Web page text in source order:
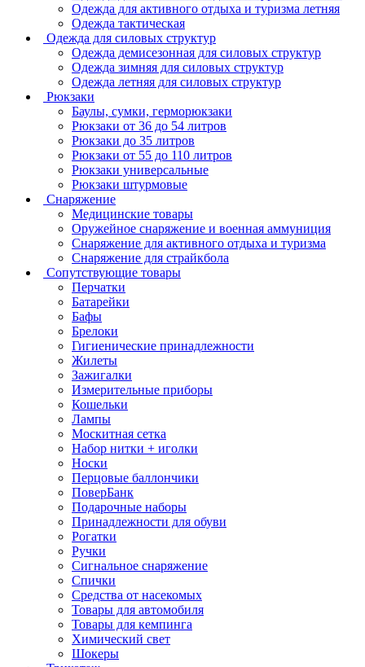
Одежда для активного отдыха и туризма летняя
Одежда тактическая
Одежда для силовых структур
Одежда демисезонная для силовых структур
Одежда зимняя для силовых структур
Одежда летняя для силовых структур
Рюкзаки
Баулы, сумки, герморюкзаки
Рюкзаки от 36 до 54 литров
Рюкзаки до 35 литров
Рюкзаки от 55 до 110 литров
Рюкзаки универсальные
Рюкзаки штурмовые
Снаряжение
Медицинские товары
Оружейное снаряжение и военная аммуниция
Снаряжение для активного отдыха и туризма
Снаряжение для страйкбола
Сопутствующие товары
Перчатки
Батарейки
Бафы
Брелоки
Гигиенические принадлежности
Жилеты
Зажигалки
Измерительные приборы
Кошельки
Лампы
Москитная сетка
Набор нитки + иголки
Носки
Перцовые баллончики
ПоверБанк
Подарочные наборы
Принадлежности для обуви
Рогатки
Ручки
Сигнальное снаряжение
Спички
Средства от насекомых
Товары для автомобиля
Товары для кемпинга
Химический свет
Шокеры